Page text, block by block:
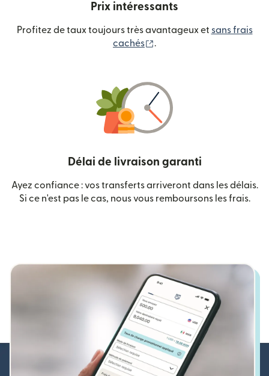
Prix intéressants
Profitez de taux toujours très avantageux et sans frais
cachés
.
Délai de livraison garanti
Ayez confiance : vos transferts arriveront dans les délais.
Si ce n'est pas le cas, nous vous remboursons les frais.